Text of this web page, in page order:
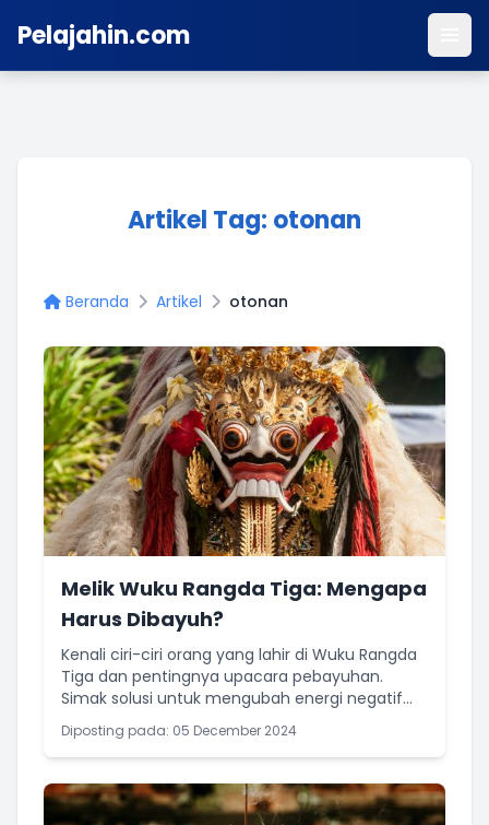
Pelajahin.com
Artikel Tag: otonan
Beranda Artikel otonan
Melik Wuku Rangda Tiga: Mengapa
Harus Dibayuh?
Kenali ciri-ciri orang yang lahir di Wuku Rangda
Tiga dan pentingnya upacara pebayuhan.
Simak solusi untuk mengubah energi negatif
menjadi positif
Diposting pada: 05 December 2024